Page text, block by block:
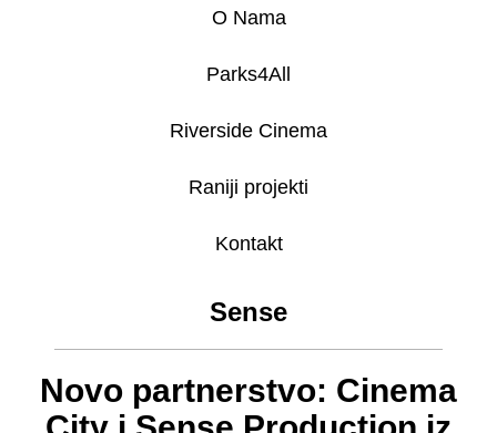
O Nama
Parks4All
Riverside Cinema
Raniji projekti
Kontakt
Sense
Novo partnerstvo: Cinema